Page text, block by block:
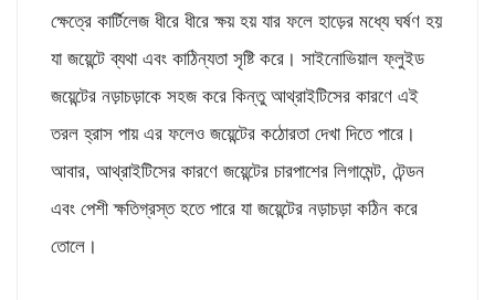
ক্ষেত্রে কার্টিলেজ ধীরে ধীরে ক্ষয় হয় যার ফলে হাড়ের মধ্যে ঘর্ষণ হয়
যা জয়েন্টে ব্যথা এবং কাঠিন্যতা সৃষ্টি করে। সাইনোভিয়াল ফ্লুইড
জয়েন্টের নড়াচড়াকে সহজ করে কিন্তু আথ্রাইটিসের কারণে এই
তরল হ্রাস পায় এর ফলেও জয়েন্টের কঠোরতা দেখা দিতে পারে।
আবার, আথ্রাইটিসের কারণে জয়েন্টের চারপাশের লিগামেন্ট, টেন্ডন
এবং পেশী ক্ষতিগ্রস্ত হতে পারে যা জয়েন্টের নড়াচড়া কঠিন করে
তোলে।